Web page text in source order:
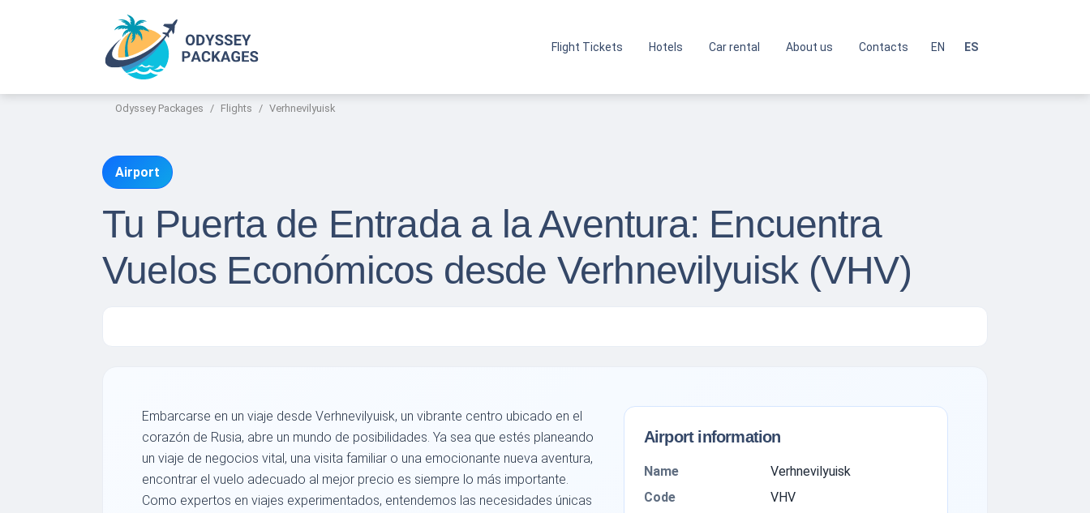
Flight Tickets Hotels Car rental About us Contacts EN ES
Odyssey Packages Flights Verhnevilyuisk
Airport
Tu Puerta de Entrada a la Aventura: Encuentra
Vuelos Económicos desde Verhnevilyuisk (VHV)
Embarcarse en un viaje desde Verhnevilyuisk, un vibrante centro ubicado en el
corazón de Rusia, abre un mundo de posibilidades. Ya sea que estés planeando
un viaje de negocios vital, una visita familiar o una emocionante nueva aventura,
encontrar el vuelo adecuado al mejor precio es siempre lo más importante.
Como expertos en viajes experimentados, entendemos las necesidades únicas
Airport information
Name
Verhnevilyuisk
Code
VHV